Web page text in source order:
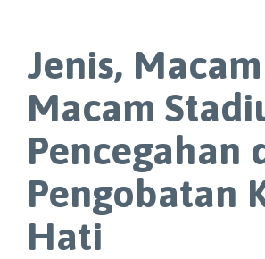
Jenis,
Macam
Pencegahan
Pengobatan
Hati